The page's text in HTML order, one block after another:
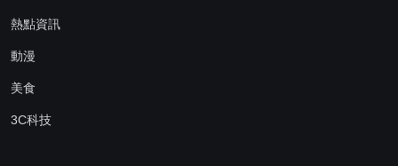
熱點資訊
動漫
美食
3C科技